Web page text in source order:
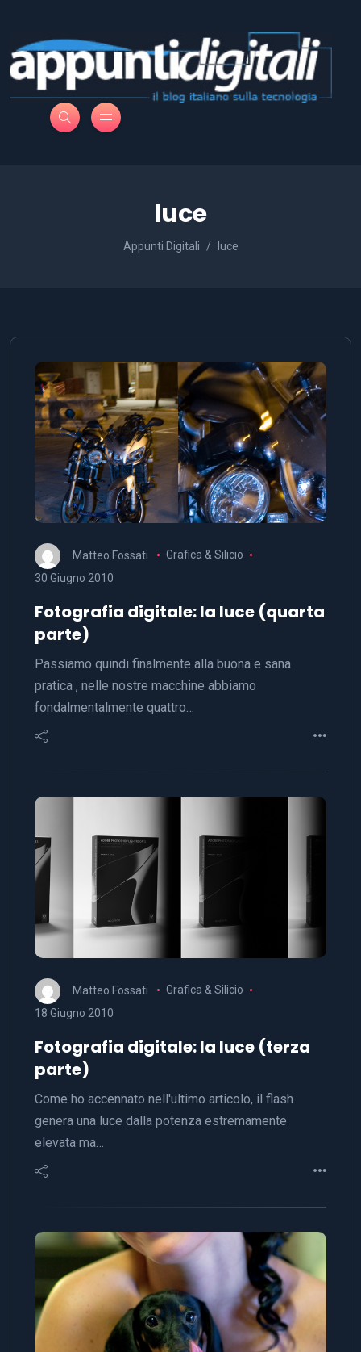
luce
Appunti Digitali luce
Matteo Fossati
Grafica & Silicio
30 Giugno 2010
Fotografia digitale: la luce (quarta
parte)
Passiamo quindi finalmente alla buona e sana
pratica , nelle nostre macchine abbiamo
fondalmentalmente quattro…
Matteo Fossati
Grafica & Silicio
18 Giugno 2010
Fotografia digitale: la luce (terza
parte)
Come ho accennato nell'ultimo articolo, il flash
genera una luce dalla potenza estremamente
elevata ma…